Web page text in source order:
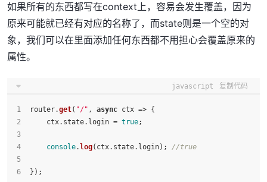
如果所有的东西都写在context上，容易会发生覆盖，因为
原来可能就已经有对应的名称了，而state则是一个空的对
象，我们可以在里面添加任何东西都不用担心会覆盖原来的
属性。
javascript 复制代码
router.get( "/" , async ctx => {
    ctx.
state. login = true;
console. log(ctx. state. login); //true
});